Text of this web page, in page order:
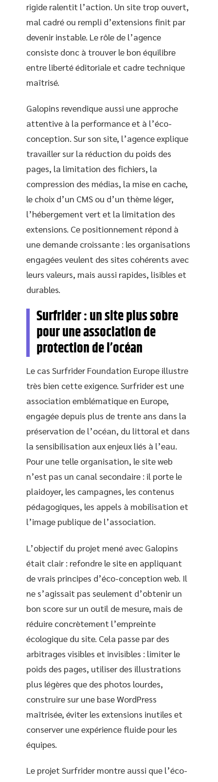
rigide ralentit l’action. Un site trop ouvert,
mal cadré ou rempli d’extensions finit par
devenir instable. Le rôle de l’agence
consiste donc à trouver le bon équilibre
entre liberté éditoriale et cadre technique
maîtrisé.
Galopins revendique aussi une approche
attentive à la performance et à l’éco-
conception. Sur son site, l’agence explique
travailler sur la réduction du poids des
pages, la limitation des fichiers, la
compression des médias, la mise en cache,
le choix d’un CMS ou d’un thème léger,
l’hébergement vert et la limitation des
extensions. Ce positionnement répond à
une demande croissante : les organisations
engagées veulent des sites cohérents avec
leurs valeurs, mais aussi rapides, lisibles et
durables.
Surfrider : un site plus sobre
pour une association de
protection de l’océan
Le cas Surfrider Foundation Europe illustre
très bien cette exigence. Surfrider est une
association emblématique en Europe,
engagée depuis plus de trente ans dans la
préservation de l’océan, du littoral et dans
la sensibilisation aux enjeux liés à l’eau.
Pour une telle organisation, le site web
n’est pas un canal secondaire : il porte le
plaidoyer, les campagnes, les contenus
pédagogiques, les appels à mobilisation et
l’image publique de l’association.
L’objectif du projet mené avec Galopins
était clair : refondre le site en appliquant
de vrais principes d’éco-conception web. Il
ne s’agissait pas seulement d’obtenir un
bon score sur un outil de mesure, mais de
réduire concrètement l’empreinte
écologique du site. Cela passe par des
arbitrages visibles et invisibles : limiter le
poids des pages, utiliser des illustrations
plus légères que des photos lourdes,
construire sur une base WordPress
maîtrisée, éviter les extensions inutiles et
conserver une expérience fluide pour les
équipes.
Le projet Surfrider montre aussi que l’éco-